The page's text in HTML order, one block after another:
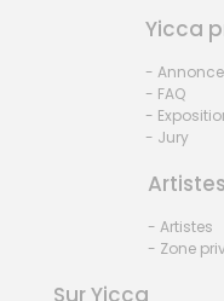
Yicca
- Annonce
- FAQ
-
- Jury
- Artistes
- Zone
Sur Yicca